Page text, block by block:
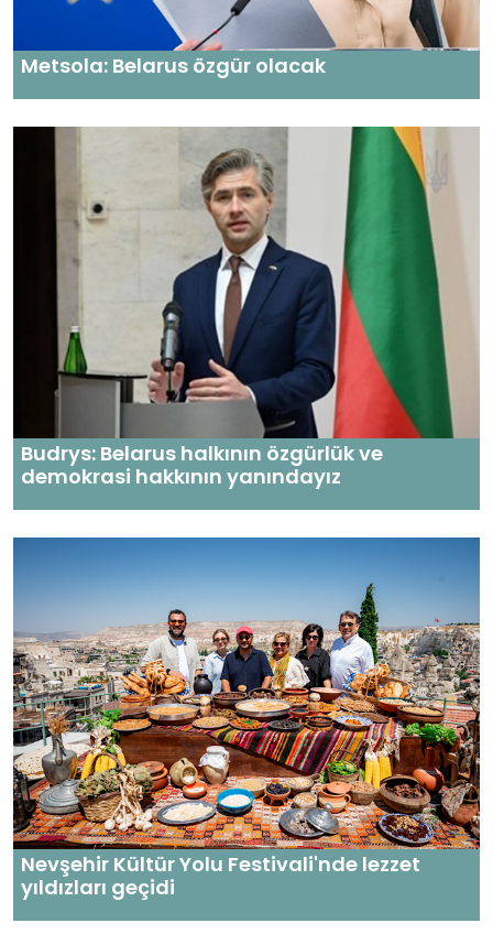
Metsola: Belarus özgür olacak
Budrys: Belarus halkının özgürlük ve
demokrasi hakkının yanındayız
Nevşehir Kültür Yolu Festivali'nde lezzet
yıldızları geçidi